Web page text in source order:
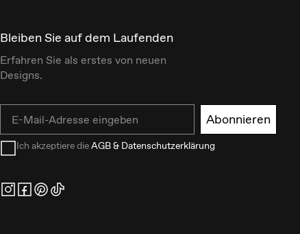
Bleiben Sie auf dem Laufenden
Erfahren Sie als erstes von neuen
Designs.
Abonnieren
Ich akzeptiere dieAGB & Datenschutzerklärung